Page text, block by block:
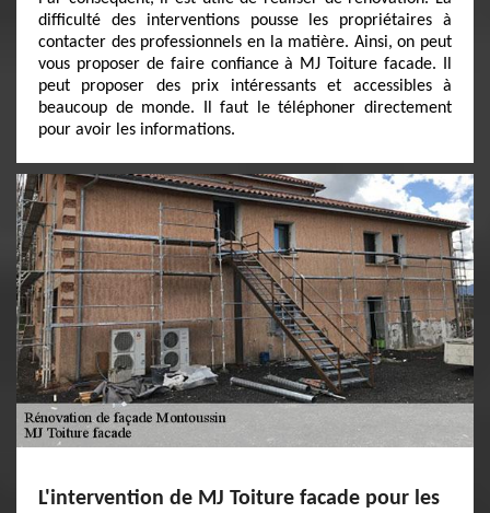
difficulté des interventions pousse les propriétaires à
contacter des professionnels en la matière. Ainsi, on peut
vous proposer de faire confiance à MJ Toiture facade. Il
peut proposer des prix intéressants et accessibles à
beaucoup de monde. Il faut le téléphoner directement
pour avoir les informations.
L'intervention de MJ Toiture facade pour les